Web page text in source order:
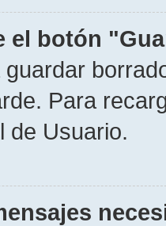
el botón
Para
de Usuario.